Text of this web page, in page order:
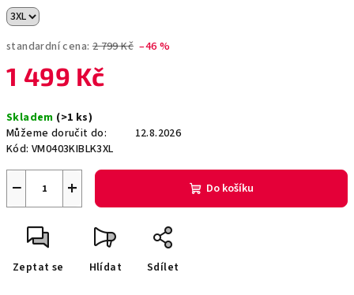
standardní cena: 2 799 Kč –46 %
1 499 Kč
cena:
Skladem (>1 ks)
Můžeme doručit do:
12.8.2026
Kód: VM0403KIBLK3XL
+
− Do košíku
Zeptat se Hlídat Sdílet